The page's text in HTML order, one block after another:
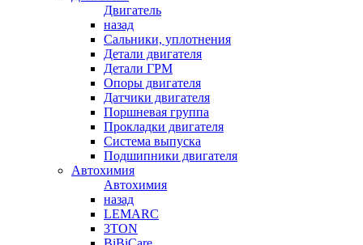
Двигатель
назад
Сальники, уплотнения
Детали двигателя
Детали ГРМ
Опоры двигателя
Датчики двигателя
Поршневая группа
Прокладки двигателя
Система выпуска
Подшипники двигателя
Автохимия
Автохимия
назад
LEMARC
3TON